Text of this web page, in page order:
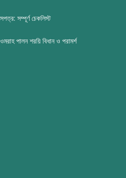
সম্পূর্ণ চেকলিস্ট
পালন শরয়ি বিধান ও পরামর্শ